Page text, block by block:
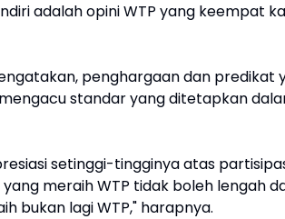
adalah opini WTP yang keempat
penghargaan dan
standar yang ditetapkan
setinggi-tingginya atas
meraih WTP tidak boleh lengah
bukan lagi WTP," harapnya.